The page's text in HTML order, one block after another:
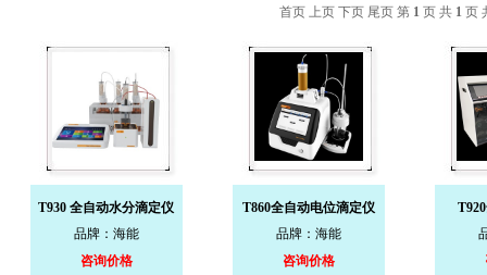
首页 上页 下页 尾页 第 1 页 共 1 页
T930 全自动水分滴定仪
品牌：海能
咨询价格
T860全自动电位滴定仪
品牌：海能
咨询价格